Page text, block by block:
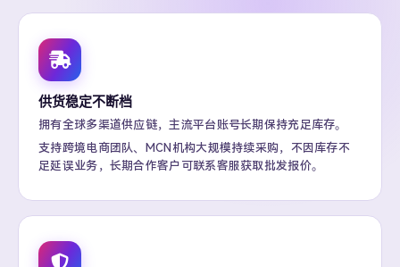
供货稳定不断档
拥有全球多渠道供应链，主流平台账号长期保持充足库存。
支持跨境电商团队、MCN机构大规模持续采购，不因库存不
足延误业务，长期合作客户可联系客服获取批发报价。